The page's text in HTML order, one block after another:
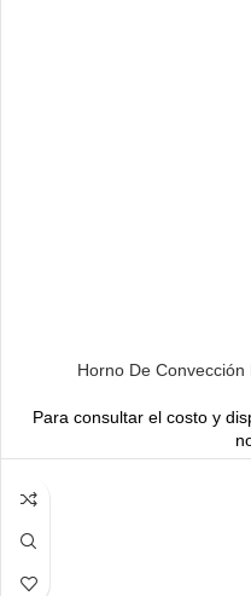
Horno De
Para consultar el costo y